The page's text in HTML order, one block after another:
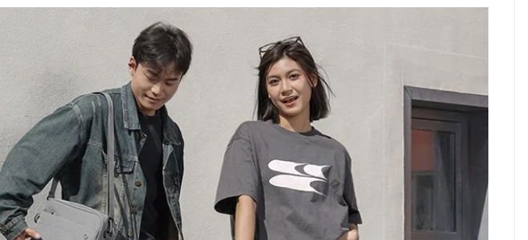
0535 495 75 66